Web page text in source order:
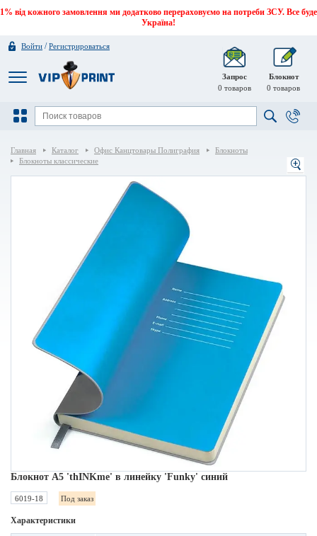
1% від кожного замовлення ми додатково перераховуємо на потреби ЗСУ. Все буде
Україна!
Войти /Регистрироваться
Запрос
0 товаров
Блокнот
0 товаров
Главная Каталог Офис Канцтовары Полиграфия
Блокноты
Блокноты классические
Блокнот A5 'thINKme' в линейку 'Funky' синий
6019-18 Под заказ
Характеристики